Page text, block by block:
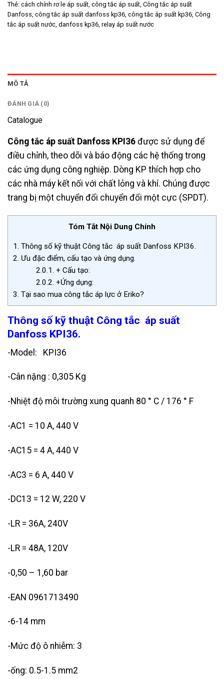
Thẻ: cách chỉnh rơ le áp suất, công tắc áp suất, Công tắc áp suất
Danfoss, công tắc áp suất danfoss kp36, công tắc áp suất kp36, Công
tắc áp suất nước, danfoss kp36, relay áp suất nước
MÔ TẢ
ĐÁNH GIÁ (0)
Catalogue
Công tắc áp suất Danfoss KPI36 được sử dụng để
điều chỉnh, theo dõi và báo động các hệ thống trong
các ứng dụng công nghiệp. Dòng KP thích hợp cho
các nhà máy kết nối với chất lỏng và khí. Chúng được
trang bị một chuyển đổi chuyển đổi một cực (SPDT).
Tóm Tắt Nội Dung Chính
1. Thông số kỹ thuật Công tắc áp suất Danfoss KPI36.
2. Ưu đặc điểm, cấu tạo và ứng dụng.
2.0.1. + Cấu tạo:
2.0.2. +Ứng dụng:
3. Tại sao mua công tắc áp lực ở Eriko?
Thông số kỹ thuật Công tắc áp suất
Danfoss KPI36.
-Model: KPI36
-Cân nặng : 0,305 Kg
-Nhiệt độ môi trường xung quanh 80 ° C / 176 ° F
-AC1 = 10 A, 440 V
-AC15 = 4 A, 440 V
-AC3 = 6 A, 440 V
-DC13 = 12 W, 220 V
-LR = 36A, 240V
-LR = 48A, 120V
-0,50 – 1,60 bar
-EAN 0961713490
-6-14 mm
-Mức độ ô nhiễm: 3
-ống: 0.5-1.5 mm2